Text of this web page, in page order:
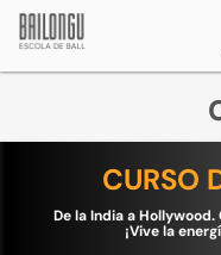
CURSO
De la India a
¡Vive la